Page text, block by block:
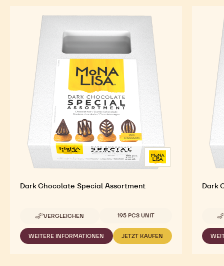
Dark Chocolate Special Assortment
VERGLEICHEN
-
DARK
CHOCOLATE
SPECIAL
Verfügbare Verpackungsgrößen
195 PCS UNIT
WEITERE INFORMATIONEN
-
JETZT KAUFEN
-
Dark